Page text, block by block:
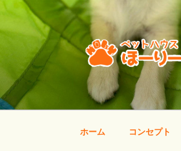
コ
テ
へ
ス
キ
ペットハ
山口県宇部市のトリ
ホーム コンセプト